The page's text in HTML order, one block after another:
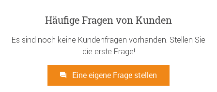
Häufige Fragen von Kunden
Es sind noch keine Kundenfragen vorhanden. Stellen Sie
die erste Frage!
Eine eigene Frage stellen